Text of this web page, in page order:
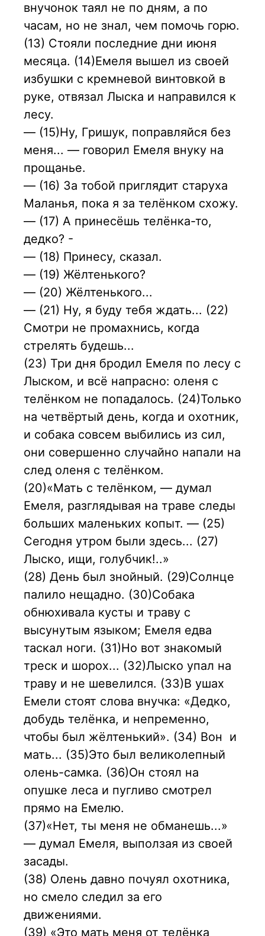
внучонок таял не по дням, а по
часам, но не знал, чем помочь горю.
(13) Стояли последние дни июня
месяца. (14)Емеля вышел из своей
избушки с кремневой винтовкой в
руке, отвязал Лыска и направился к
лесу.
— (15)Ну, Гришук, поправляйся без
меня... — говорил Емеля внуку на
прощанье.
— (16) 3а тобой приглядит старуха
Маланья, пока я за телёнком схожу.
— (17) А принесёшь телёнка-то,
дедко? -
— (18) Принесу, сказал.
— (19) Жёлтенького?
— (20) Жёлтенького...
— (21) Ну, я буду тебя ждать... (22)
Смотри не промахнись, когда
стрелять будешь...
(23) Три дня бродил Емеля по лесу с
Лыском, и всё напрасно: оленя с
телёнком не попадалось. (24)Только
на четвёртый день, когда и охотник,
и собака совсем выбились из сил,
они совершенно случайно напали на
след оленя с телёнком.
(20)«Мать с телёнком, — думал
Емеля, разглядывая на траве следы
больших маленьких копыт. — (25)
Сегодня утром были здесь... (27)
Лыско, ищи, голубчик!..»
(28) День был знойный. (29)Солнце
палило нещадно. (30)Собака
обнюхивала кусты и траву с
высунутым языком; Емеля едва
таскал ноги. (31)Но вот знакомый
треск и шорох... (32)Лыско упал на
траву и не шевелился. (33)В ушах
Емели стоят слова внучка: «Дедко,
добудь телёнка, и непременно,
чтобы был жёлтенький». (34) Вон и
мать... (35)Это был великолепный
олень-самка. (36)Он стоял на
опушке леса и пугливо смотрел
прямо на Емелю.
(37)«Нет, ты меня не обманешь...»
— думал Емеля, выползая из своей
засады.
(38) Олень давно почуял охотника,
но смело следил за его
движениями.
(39) «Это мать меня от телёнка